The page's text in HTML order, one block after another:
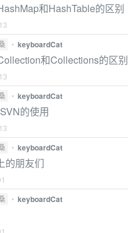
和HashTable的区别
• keyboardCat
和Collections的区别
• keyboardCat
的使用
• keyboardCat
的朋友们
• keyboardCat